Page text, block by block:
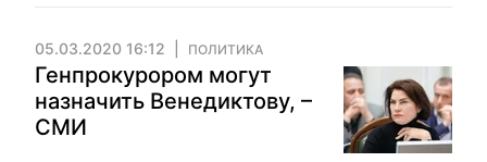
05.03.2020 16:12 ПОЛИТИКА
Генпрокурором могут
назначить Венедиктову, –
СМИ